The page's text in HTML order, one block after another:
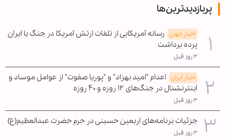
پربازدیدترین‌ها
اخبار جهان رسانه آمریکایی از تلفات ارتش آمریکا در جنگ با ایران
پرده برداشت
۳ روز قبل
اخبار ایران اعدام "امید بهزاد" و "پوریا صفوت" از عوامل موساد و
اینترنشنال در جنگ‌های ۱۲ روزه و ۴۰ روزه
۳ روز قبل
جزئیات برنامه‌های اربعین حسینی در حرم حضرت عبدالعظیم(ع)
۳ روز قبل